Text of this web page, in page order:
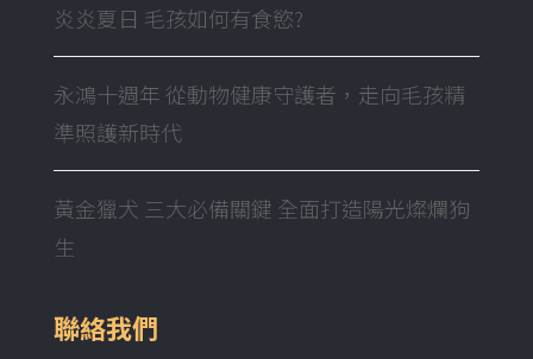
炎炎夏日 毛孩如何有食慾?
永鴻十週年 從動物健康守護者，走向毛孩精
準照護新時代
黃金獵犬 三大必備關鍵 全面打造陽光燦爛狗
生
聯絡我們